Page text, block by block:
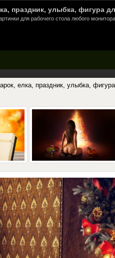
праздник, улыбка, фигура
для рабочего стола любого
елка, праздник, улыбка, фигура